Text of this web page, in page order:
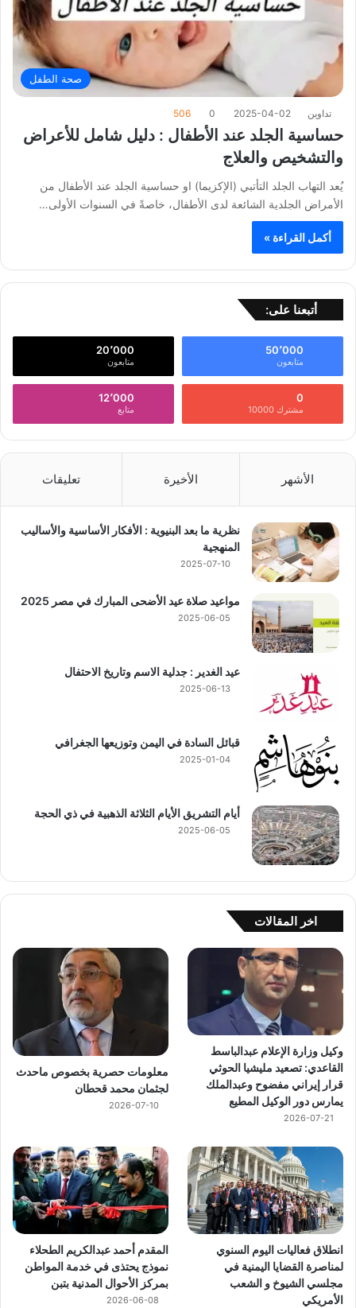
صحة الطفل
تداوين 2025-04-02
0
506
حساسية الجلد عند الأطفال : دليل شامل للأعراض
والتشخيص والعلاج
يُعد التهاب الجلد التأتبي (الإكزيما) او حساسية الجلد عند الأطفال من
الأمراض الجلدية الشائعة لدى الأطفال، خاصةً في السنوات الأولى…
أكمل القراءة »
أتبعنا على:
50٬000
متابعون
20٬000
متابعون
0
مشترك 10000
12٬000
متابع
الأشهر الأخيرة تعليقات
نظرية ما بعد البنيوية : الأفكار الأساسية والأساليب
المنهجية
2025-07-10
مواعيد صلاة عيد الأضحى المبارك في مصر 2025
2025-06-05
عيد الغدير : جدلية الاسم وتاريخ الاحتفال
2025-06-13
قبائل السادة في اليمن وتوزيعها الجغرافي
2025-01-04
أيام التشريق الأيام الثلاثة الذهبية في ذي الحجة
2025-06-05
اخر المقالات
وكيل وزارة الإعلام عبدالباسط
القاعدي: تصعيد مليشيا الحوثي
قرار إيراني مفضوح وعبدالملك
يمارس دور الوكيل المطيع
2026-07-21
معلومات حصرية بخصوص ماحدث
لجثمان محمد قحطان
2026-07-10
انطلاق فعاليات اليوم السنوي
لمناصرة القضايا اليمنية في
مجلسي الشيوخ و الشعب
الأمريكي
المقدم أحمد عبدالكريم الطحلاء
نموذج يحتذى في خدمة المواطن
بمركز الأحوال المدنية بتبن
2026-06-08